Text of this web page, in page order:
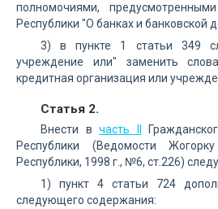
полномочиями,
Республики "О банках и банковской
3) в пункте 1 статьи 349
учреждение или" заменить
кредитная организация или
Статья 2.
Внести в часть II
Республики (Ведомости
Республики, 1998 г., №6, ст.226)
1) пункт 4 статьи 724
следующего содержания: